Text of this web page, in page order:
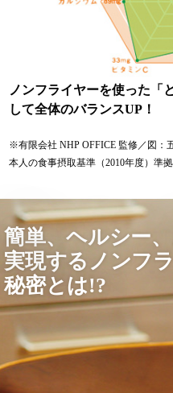
ノンフライヤーを使った「
して全体のバランスUP！
※有限会社 NHP OFFICE 監修／図
本人の食事摂取基準（2010年度）準
簡単、ヘルシー、
実現するノ ン フ
秘 密 と は ! ?